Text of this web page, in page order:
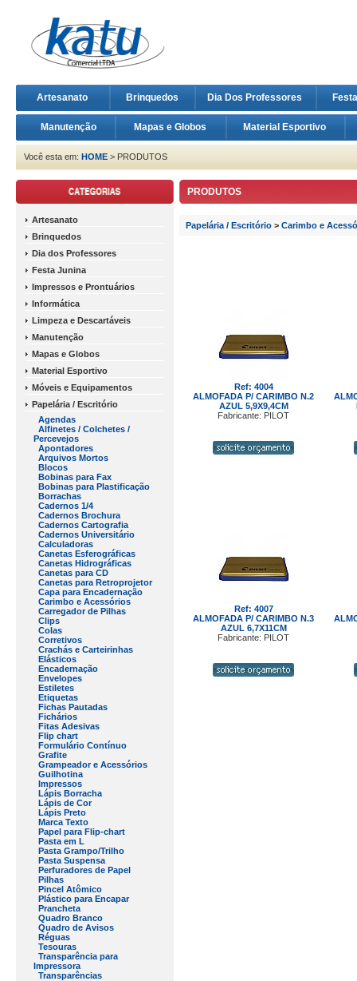
Artesanato Brinquedos Dia Dos Professores
Manutenção Mapas e Globos Material Esportivo
Você esta em: HOME > PRODUTOS
Artesanato
Brinquedos
Dia dos Professores
Festa Junina
Impressos e Prontuários
Informática
Limpeza e Descartáveis
Manutenção
Mapas e Globos
Material Esportivo
Móveis e Equipamentos
Papelária / Escritório
Agendas
Alfinetes / Colchetes /
Percevejos
Apontadores
Arquivos Mortos
Blocos
Bobinas para Fax
Bobinas para Plastificação
Borrachas
Cadernos 1/4
Cadernos Brochura
Cadernos Cartografia
Cadernos Universitário
Calculadoras
Canetas Esferográficas
Canetas Hidrográficas
Canetas para CD
Canetas para Retroprojetor
Capa para Encadernação
Carimbo e Acessórios
Carregador de Pilhas
Clips
Colas
Corretivos
Crachás e Carteirinhas
Elásticos
Encadernação
Envelopes
Estiletes
Etiquetas
Fichas Pautadas
Fichários
Fitas Adesivas
Flip chart
Formulário Contínuo
Grafite
Grampeador e Acessórios
Guilhotina
Impressos
Lápis Borracha
Lápis de Cor
Lápis Preto
Marca Texto
Papel para Flip-chart
Pasta em L
Pasta Grampo/Trilho
Pasta Suspensa
Perfuradores de Papel
Pilhas
Pincel Atômico
Plástico para Encapar
Prancheta
Quadro Branco
Quadro de Avisos
Réguas
Tesouras
Transparência para
Impressora
Transparências
PRODUTOS
Papelária / Escritório > Carimbo e
Ref: 4004
ALMOFADA P/ CARIMBO N.2
AZUL 5,9X9,4CM
Fabricante: PILOT
Ref: 4007
ALMOFADA P/ CARIMBO N.3
AZUL 6,7X11CM
Fabricante: PILOT